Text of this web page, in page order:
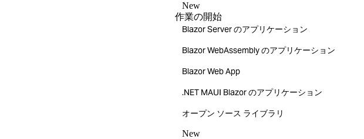
New
作業の開始
Blazor Server のアプリケーション
Blazor WebAssembly のアプリケーション
Blazor Web App
.NET MAUI Blazor のアプリケーション
オープン ソース ライブラリ
New